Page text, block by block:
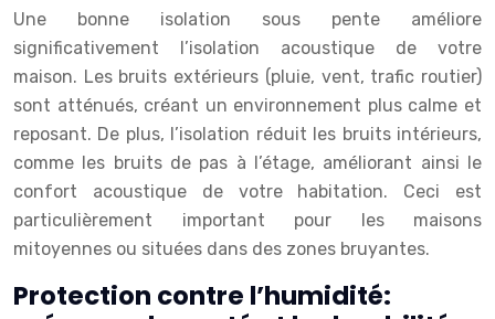
Une bonne isolation sous pente améliore
significativement l’isolation acoustique de votre
maison. Les bruits extérieurs (pluie, vent, trafic routier)
sont atténués, créant un environnement plus calme et
reposant. De plus, l’isolation réduit les bruits intérieurs,
comme les bruits de pas à l’étage, améliorant ainsi le
confort acoustique de votre habitation. Ceci est
particulièrement important pour les maisons
mitoyennes ou situées dans des zones bruyantes.
Protection contre l’humidité: